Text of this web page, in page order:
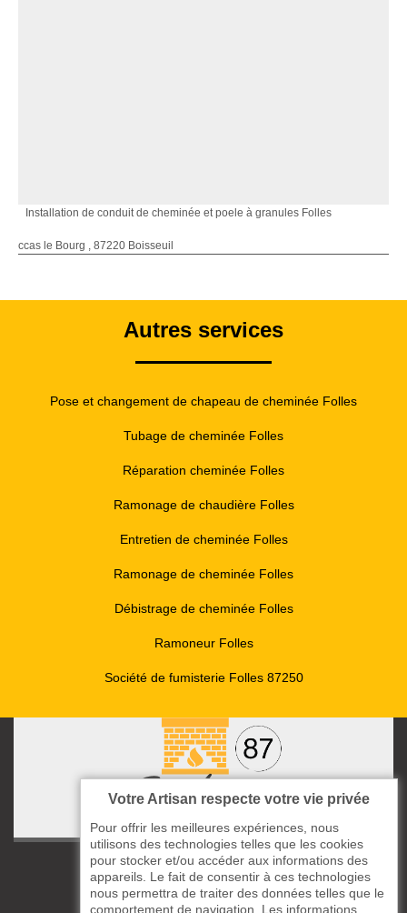
Installation de conduit de cheminée et poele à granules Folles
ccas le Bourg , 87220 Boisseuil
Autres services
Pose et changement de chapeau de cheminée Folles
Tubage de cheminée Folles
Réparation cheminée Folles
Ramonage de chaudière Folles
Entretien de cheminée Folles
Ramonage de cheminée Folles
Débistrage de cheminée Folles
Ramoneur Folles
Société de fumisterie Folles 87250
ccas le Bourg
87220 Boisseuil
Votre Artisan respecte votre vie privée
Pour offrir les meilleures expériences, nous
utilisons des technologies telles que les cookies
pour stocker et/ou accéder aux informations des
appareils. Le fait de consentir à ces technologies
nous permettra de traiter des données telles que le
comportement de navigation. Les informations